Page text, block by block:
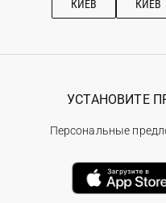
КИЕВ КИЕВ
УСТАНОВИТЕ
Персональные